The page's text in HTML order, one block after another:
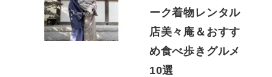
ーク着物レンタル
店美々庵＆おすす
め食べ歩きグルメ
10選